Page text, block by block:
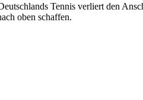
Tennis verliert den
oben schaffen.